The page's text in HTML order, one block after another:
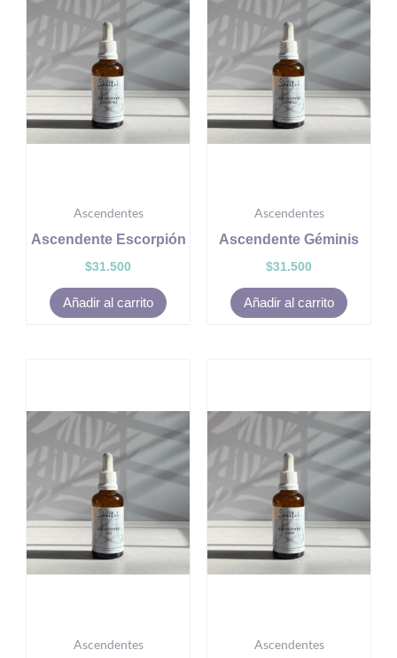
Ascendentes
Ascendente Escorpión
$31.500
Añadir al carrito
Ascendentes
Ascendente Géminis
$31.500
Añadir al carrito
Ascendentes Ascendentes